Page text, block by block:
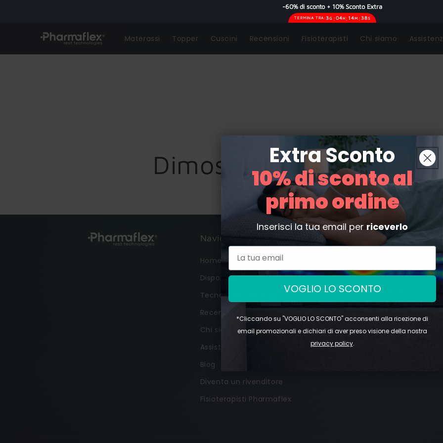
content
-60% di sconto + 10% Sconto Extra
TERMINA TRA:3G :04H : 14M :38S
Materassi Topper Cuscini Recensioni Fisioterapisti Chi siamo
Dimostrazione
Navigazione
Home
Dispositivi
Tecnologia biomedica
Recensioni
Chi siamo
Assistenza
Blog
Diventa un rivenditore
Fisioterapisti Pharmaflex
Info & Privacy
spedizione
Assistenza clienti
Cookie policy
Termini e condizioni di
Privacy policy
Extra Sconto
10% di sconto al
primo ordine
Inserisci la tua email perriceverlo
VOGLIO LO SCONTO
*Cliccando su "VOGLIO LO SCONTO" acconsenti alla ricezione di
email promozionali e dichiari di aver preso visione della nostra
privacy policy.